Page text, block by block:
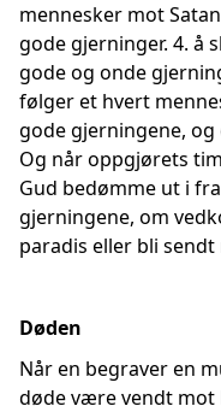
mennesker mot
gode gjerninger. 4. å
gode og onde
følger et hvert
gode gjerningene,
Og når oppgjørets
Gud bedømme ut i
gjerningene, om
paradis eller bli
Døden
Når en begraver en
døde være vendt mot